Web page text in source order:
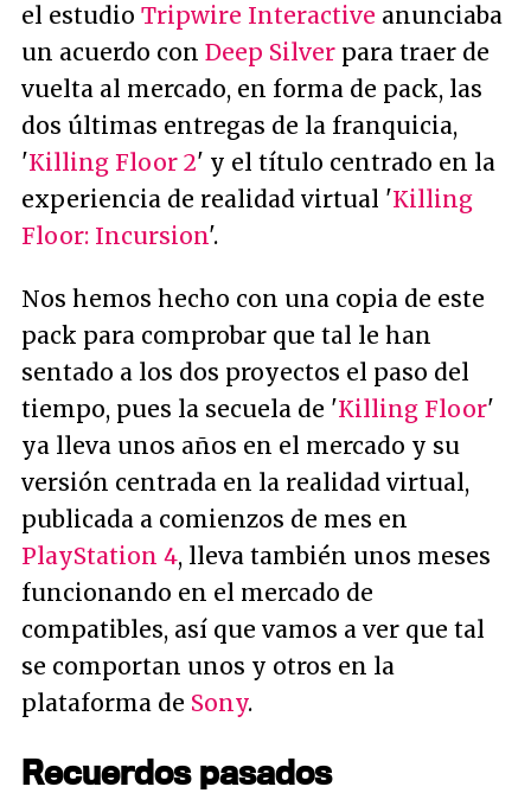
el estudio Tripwire Interactive anunciaba
un acuerdo con Deep Silver para traer de
vuelta al mercado, en forma de pack, las
dos últimas entregas de la franquicia,
'Killing Floor 2' y el título centrado en la
experiencia de realidad virtual 'Killing
Floor: Incursion'.
Nos hemos hecho con una copia de este
pack para comprobar que tal le han
sentado a los dos proyectos el paso del
tiempo, pues la secuela de 'Killing Floor'
ya lleva unos años en el mercado y su
versión centrada en la realidad virtual,
publicada a comienzos de mes en
PlayStation 4, lleva también unos meses
funcionando en el mercado de
compatibles, así que vamos a ver que tal
se comportan unos y otros en la
plataforma de Sony.
Recuerdos pasados